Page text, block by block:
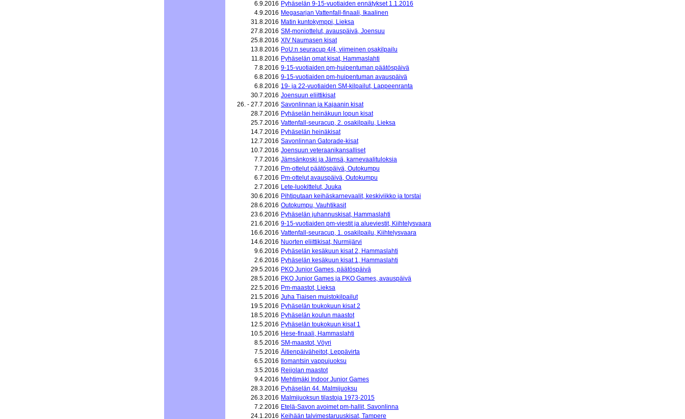
6.9.2016 Pyhäselän 9-15-vuotiaiden ennätykset 1.1.2016
4.9.2016 Megasarjan Vattenfall-finaali, Ikaalinen
31.8.2016 Matin kuntokymppi, Lieksa
27.8.2016 SM-moniottelut, avauspäivä, Joensuu
25.8.2016 XIV Naumasen kisat
13.8.2016 PoU:n seuracup 4/4, viimeinen osakilpailu
11.8.2016 Pyhäselän omat kisat, Hammaslahti
7.8.2016 9-15-vuotiaiden pm-huipentuman päätöspäivä
6.8.2016 9-15-vuotiaiden pm-huipentuman avauspäivä
6.8.2016 19- ja 22-vuotiaiden SM-kilpailut, Lappeenranta
30.7.2016 Joensuun eliittikisat
26. - 27.7.2016 Savonlinnan ja Kajaanin kisat
28.7.2016 Pyhäselän heinäkuun lopun kisat
25.7.2016 Vattenfall-seuracup, 2. osakilpailu, Lieksa
14.7.2016 Pyhäselän heinäkisat
12.7.2016 Savonlinnan Gatorade-kisat
10.7.2016 Joensuun veteraanikansalliset
7.7.2016 Jämsänkoski ja Jämsä, karnevaalituloksia
7.7.2016 Pm-ottelut päätöspäivä, Outokumpu
6.7.2016 Pm-ottelut avauspäivä, Outokumpu
2.7.2016 Lete-luokittelut, Juuka
30.6.2016 Pihtiputaan keihäskarnevaalit, keskiviikko ja torstai
28.6.2016 Outokumpu, Vauhtikasit
23.6.2016 Pyhäselän juhannuskisat, Hammaslahti
21.6.2016 9-15-vuotiaiden pm-viestit ja alueviestit, Kiihtelysvaara
16.6.2016 Vattenfall-seuracup, 1. osakilpailu, Kiihtelysvaara
14.6.2016 Nuorten eliittikisat, Nurmijärvi
9.6.2016 Pyhäselän kesäkuun kisat 2, Hammaslahti
2.6.2016 Pyhäselän kesäkuun kisat 1, Hammaslahti
29.5.2016 PKO Junior Games, päätöspäivä
28.5.2016 PKO Junior Games ja PKO Games, avauspäivä
22.5.2016 Pm-maastot, Lieksa
21.5.2016 Juha Tiaisen muistokilpailut
19.5.2016 Pyhäselän toukokuun kisat 2
18.5.2016 Pyhäselän koulun maastot
12.5.2016 Pyhäselän toukokuun kisat 1
10.5.2016 Hese-finaali, Hammaslahti
8.5.2016 SM-maastot, Vöyri
7.5.2016 Äitienpäiväheitot, Leppävirta
6.5.2016
Ilomantsin vappujuoksu
3.5.2016 Reijolan maastot
9.4.2016 Mehtimäki Indoor Junior Games
28.3.2016 Pyhäselän 44. Malmijuoksu
26.3.2016 Malmijuoksun tilastoja 1973-2015
7.2.2016 Etelä-Savon avoimet pm-hallit, Savonlinna
24.1.2016 Keihään talvimestaruuskisat, Tampere